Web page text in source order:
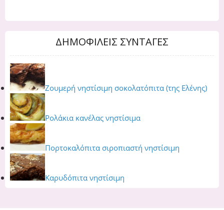
ΔΗΜΟΦΙΛΕΙΣ ΣΥΝΤΑΓΕΣ
Ζουμερή νηστίσιμη σοκολατόπιτα (της Ελένης)
Ρολάκια κανέλας νηστίσιμα
Πορτοκαλόπιτα σιροπιαστή νηστίσιμη
Καρυδόπιτα νηστίσιμη